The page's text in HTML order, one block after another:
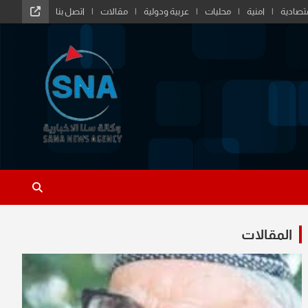
امنية محليات عربية ودولية مقالات اتصل بنا
المقالات